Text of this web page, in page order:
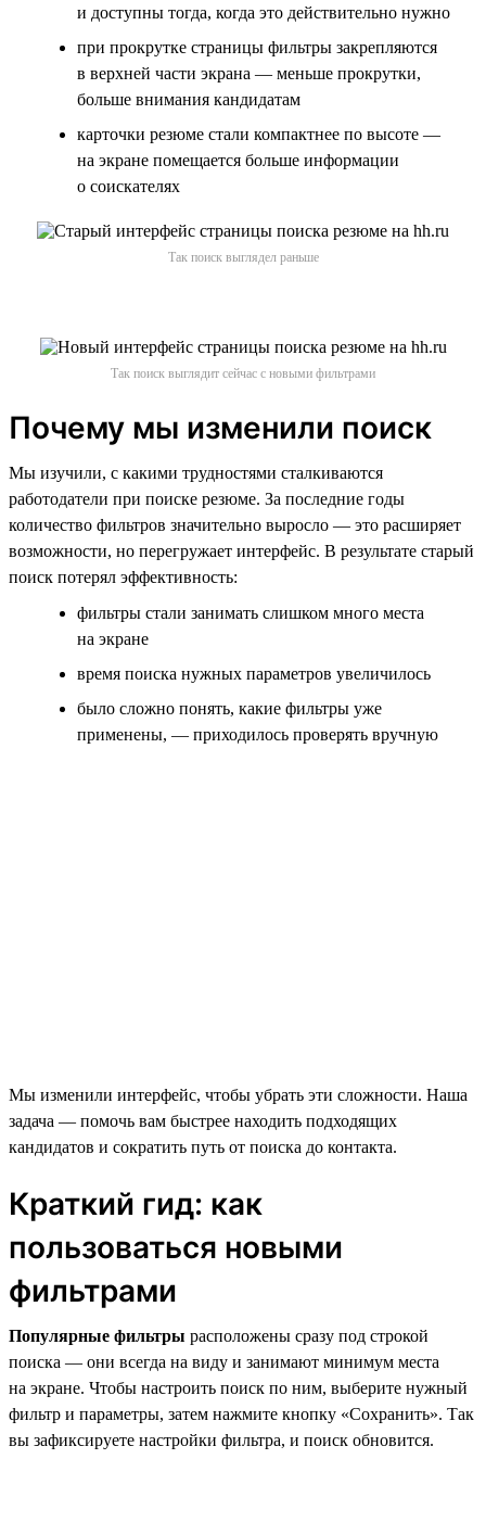
и доступны тогда, когда это действительно нужно
при прокрутке страницы фильтры закрепляются
в верхней части экрана — меньше прокрутки,
больше внимания кандидатам
карточки резюме стали компактнее по высоте —
на экране помещается больше информации
о соискателях
Так поиск выглядел раньше
Так поиск выглядит сейчас с новыми фильтрами
Почему мы изменили поиск
Мы изучили, с какими трудностями сталкиваются
работодатели при поиске резюме. За последние годы
количество фильтров значительно выросло — это расширяет
возможности, но перегружает интерфейс. В результате старый
поиск потерял эффективность:
фильтры стали занимать слишком много места
на экране
время поиска нужных параметров увеличилось
было сложно понять, какие фильтры уже
применены, — приходилось проверять вручную
Мы изменили интерфейс, чтобы убрать эти сложности. Наша
задача — помочь вам быстрее находить подходящих
кандидатов и сократить путь от поиска до контакта.
Краткий гид: как
пользоваться новыми
фильтрами
Популярные фильтры расположены сразу под строкой
поиска — они всегда на виду и занимают минимум места
на экране. Чтобы настроить поиск по ним, выберите нужный
фильтр и параметры, затем нажмите кнопку «Сохранить». Так
вы зафиксируете настройки фильтра, и поиск обновится.